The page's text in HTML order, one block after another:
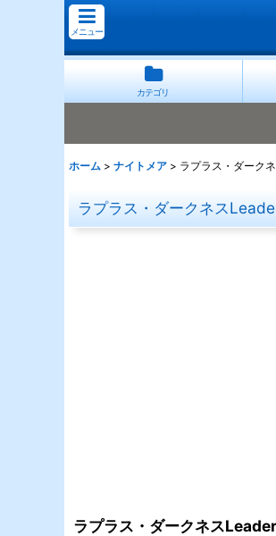
メニュー
カテゴリ
ホーム > ナイトメア > ラプラス・ダーク
ラプラス・ダークネス
ラプラス・ダークネス